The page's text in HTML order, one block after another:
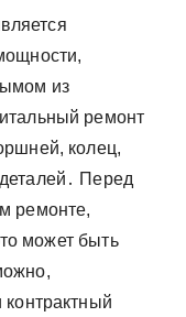
из
ремонт
колец,
Перед
ремонте,
может быть
контрактный